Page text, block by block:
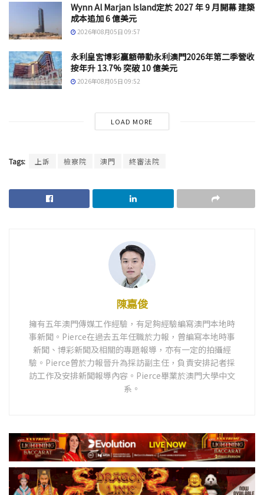
Wynn Al Marjan Island定於 2027 年 9 月開幕 建築
成本追加 6 億美元
2026年08月05日 09:57
永利皇宮博彩贏額帶動永利澳門2026年第二季營收
按年升 13.7% 突破 10 億美元
2026年08月05日 09:52
LOAD MORE
Tags: 上訴 檢察院 澳門 終審法院
陳嘉俊
擁有五年澳門傳媒工作經驗，有足夠經驗編寫澳門本地時
事新聞。Pierce在過去五年任職於力報，曾編寫本地時事
新聞、博彩新聞及相關的專題報導，亦有一定的拍攝經
驗。Pierce曾於力報晉升為採訪副主任，負責安排記者採
訪工作及安排新聞報導內容。Pierce畢業於澳門大學中文
系。